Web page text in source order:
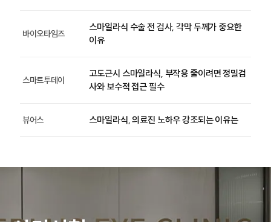
바이오타임즈
스마일라식 수술 전 검사, 각막 두께가 중요한
이유
스마트투데이
고도근시 스마일라식, 부작용 줄이려면 정밀검
사와 보수적 접근 필수
뷰어스 스마일라식, 의료진 노하우 강조되는 이유는